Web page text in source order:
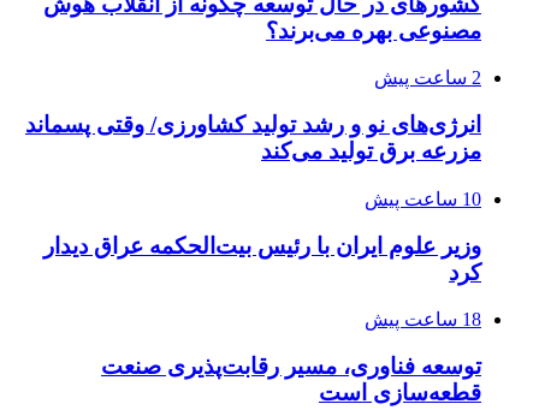
مصنوعی بهره می‌برند؟
2 ساعت پیش
انرژی‌های نو و رشد تولید کشاورزی/ وقتی پسماند
مزرعه‌ برق تولید می‌کند
10 ساعت پیش
وزیر علوم ایران با رئیس بیت‌الحکمه عراق دیدار
کرد
18 ساعت پیش
توسعه فناوری، مسیر رقابت‌پذیری صنعت
قطعه‌سازی است